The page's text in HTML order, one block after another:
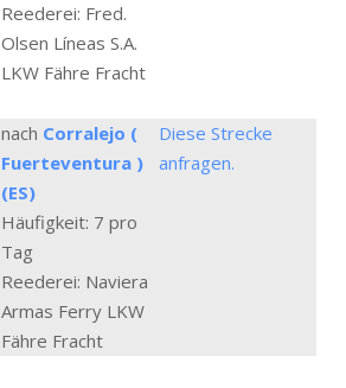
Reederei: Fred.
Olsen Líneas S.A.
LKW Fähre Fracht
nach Corralejo (
Fuerteventura )
(ES)
Diese Strecke
anfragen.
Häufigkeit: 7 pro
Tag
Reederei: Naviera
Armas Ferry LKW
Fähre Fracht